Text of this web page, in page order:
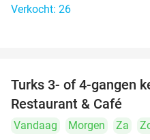
Verkocht: 26
Turks 3- of 4-gangen
Restaurant & Café
Vandaag Morgen Za